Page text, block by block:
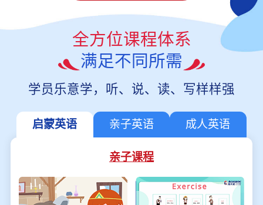
全方位课程体系
满足不同所需
学员乐意学，听、说、读、写样样强
启蒙英语 亲子英语 成人英语
亲子课程